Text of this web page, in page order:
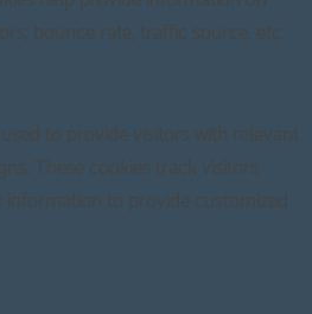
bounce rate, traffic source, etc.
to provide visitors with relevant
These cookies track visitors
to provide customized